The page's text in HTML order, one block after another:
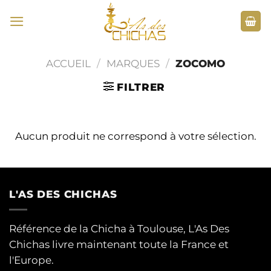
au
ACCUEIL / MARQUES / ZOCOMO
FILTRER
Aucun produit ne correspond à votre sélection.
L'AS DES CHICHAS
Référence de la Chicha à Toulouse, L'As Des
Chichas livre maintenant toute la France et
l'Europe.